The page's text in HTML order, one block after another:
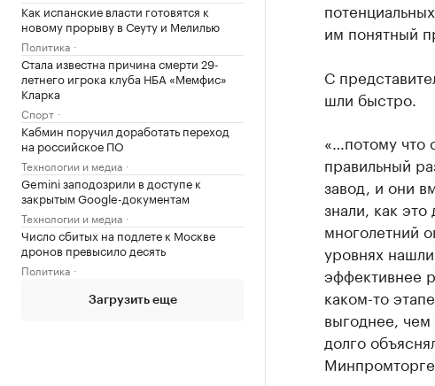
Как испанские власти готовятся к
новому прорыву в Сеуту и Мелилью
Политика
Стала известна причина смерти 29-
летнего игрока клуба НБА «Мемфис»
Кларка
Спорт
Кабмин поручил доработать переход
на российское ПО
Технологии и медиа
Gemini заподозрили в доступе к
закрытым Google-документам
Технологии и медиа
Число сбитых на подлете к Москве
дронов превысило десять
Политика
Загрузить еще
им понятный
С
шли быстро.
«…потому что
правильный
завод, и они
знали, как
многолетний
уровнях
эффективнее
каком-то
выгоднее,
долго